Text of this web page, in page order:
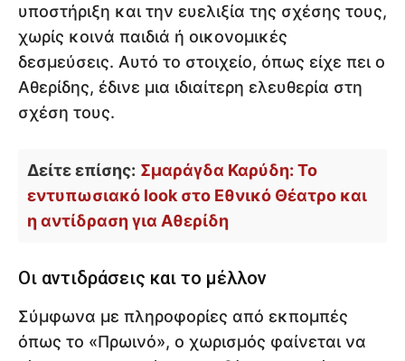
υποστήριξη και την ευελιξία της σχέσης τους,
χωρίς κοινά παιδιά ή οικονομικές
δεσμεύσεις. Αυτό το στοιχείο, όπως είχε πει ο
Αθερίδης, έδινε μια ιδιαίτερη ελευθερία στη
σχέση τους.
Δείτε επίσης: Σμαράγδα Καρύδη: Το
εντυπωσιακό look στο Εθνικό Θέατρο και
η αντίδραση για Αθερίδη
Οι αντιδράσεις και το μέλλον
Σύμφωνα με πληροφορίες από εκπομπές
όπως το «Πρωινό», ο χωρισμός φαίνεται να